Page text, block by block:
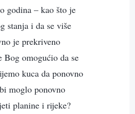
godina – kao što je
stanja i da se više
je prekriveno
omogućio da se
kuca da ponovno
moglo ponovno
planine i rijeke?